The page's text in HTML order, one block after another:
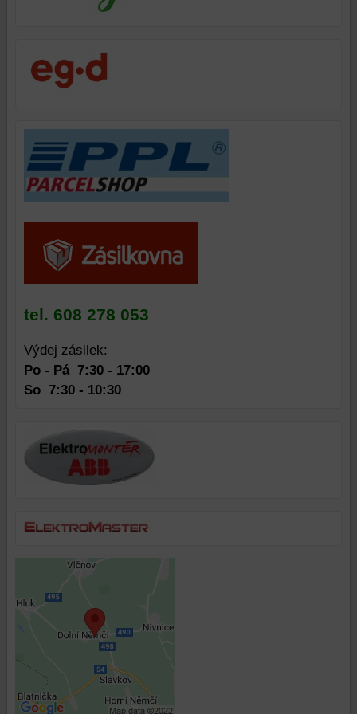
tel. 608 278 053
Výdej zásilek:
Po - Pá 7:30 - 17:00
So7:30 - 10:30
používat
skripty
třetích
stran,
widgety
atd.